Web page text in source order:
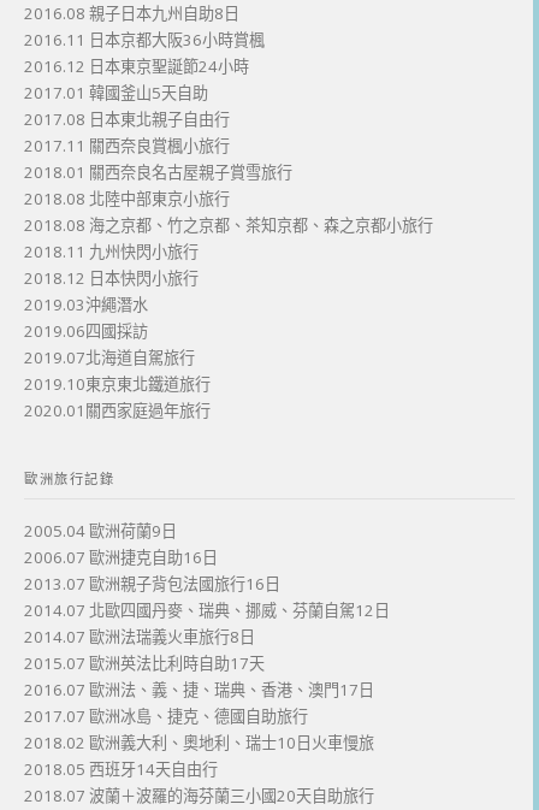
2016.08 親子日本九州自助8日
2016.11 日本京都大阪36小時賞楓
2016.12 日本東京聖誕節24小時
2017.01 韓國釜山5天自助
2017.08 日本東北親子自由行
2017.11 關西奈良賞楓小旅行
2018.01 關西奈良名古屋親子賞雪旅行
2018.08 北陸中部東京小旅行
2018.08 海之京都、竹之京都、茶知京都、森之京都小旅行
2018.11 九州快閃小旅行
2018.12 日本快閃小旅行
2019.03沖繩潛水
2019.06四國採訪
2019.07北海道自駕旅行
2019.10東京東北鐵道旅行
2020.01關西家庭過年旅行
歐洲旅行記錄
2005.04 歐洲荷蘭9日
2006.07 歐洲捷克自助16日
2013.07 歐洲親子背包法國旅行16日
2014.07 北歐四國丹麥、瑞典、挪威、芬蘭自駕12日
2014.07 歐洲法瑞義火車旅行8日
2015.07 歐洲英法比利時自助17天
2016.07 歐洲法、義、捷、瑞典、香港、澳門17日
2017.07 歐洲冰島、捷克、德國自助旅行
2018.02 歐洲義大利、奧地利、瑞士10日火車慢旅
2018.05 西班牙14天自由行
2018.07 波蘭＋波羅的海芬蘭三小國20天自助旅行